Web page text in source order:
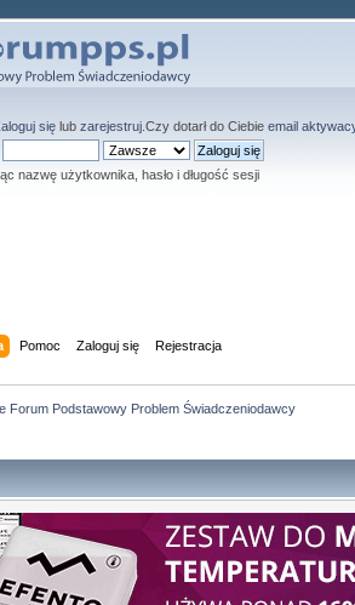
się lub zarejestruj .Czy dotarł do Ciebie email
nazwę użytkownika, hasło i długość sesji
Pomoc Zaloguj się Rejestracja
Forum Podstawowy Problem Świadczeniodawcy